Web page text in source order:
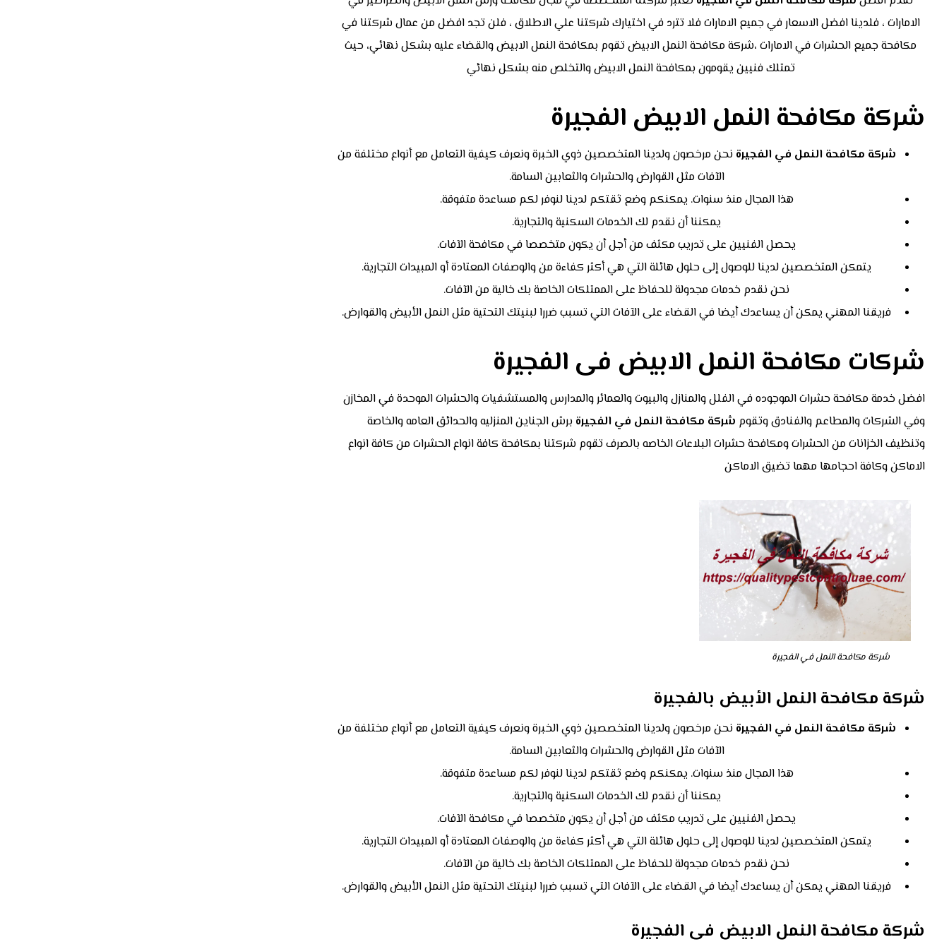
الامارات ، فلدينا افضل الاسعار في جميع الامارات فلا تترد في اختيارك شركتنا علي الاطلاق ، فلن تجد افضل من عمال شركتنا في
مكافحة جميع الحشرات في الامارات ،شركة مكافحة النمل الابيض تقوم بمكافحة النمل الابيض والقضاء عليه بشكل نهائي، حيث
تمتلك فنيين يقومون بمكافحة النمل الابيض والتخلص منه بشكل نهائي
شركة مكافحة النمل الابيض الفجيرة
شركة مكافحة النمل في الفجيرة نحن مرخصون ولدينا المتخصصين ذوي الخبرة ونعرف كيفية التعامل مع أنواع مختلفة من
الآفات مثل القوارض والحشرات والثعابين السامة.
هذا المجال منذ سنوات. يمكنكم وضع ثقتكم لدينا لنوفر لكم مساعدة متفوقة.
يمكننا أن نقدم لك الخدمات السكنية والتجارية.
يحصل الفنيين على تدريب مكثف من أجل أن يكون متخصصا في مكافحة الآفات.
يتمكن المتخصصين لدينا للوصول إلى حلول هائلة التي هي أكثر كفاءة من والوصفات المعتادة أو المبيدات التجارية.
نحن نقدم خدمات مجدولة للحفاظ على الممتلكات الخاصة بك خالية من الآفات.
فريقنا المهني يمكن أن يساعدك أيضا في القضاء على الآفات التي تسبب ضررا لبنيتك التحتية مثل النمل الأبيض والقوارض.
شركات مكافحة النمل الابيض فى الفجيرة
افضل خدمة مكافحة حشرات الموجوده في الفلل والمنازل والبيوت والعمائر والمدارس والمستشفيات والحشرات الموحدة في المخازن
وفي الشركات والمطاعم والفنادق وتقوم شركة مكافحة النمل في الفجيرة برش الجناين المنزليه والحدائق العامه والخاصة
وتنظيف الخزانات من الحشرات ومكافحة حشرات البلاعات الخاصه بالصرف تقوم شركتنا بمكافحة كافة انواع الحشرات من كافة انواع
الاماكن وكافة احجامها مهما تضيق الاماكن
شركة مكافحة النمل في الفجيرة
شركة مكافحة النمل الأبيض بالفجيرة
شركة مكافحة النمل في الفجيرة نحن مرخصون ولدينا المتخصصين ذوي الخبرة ونعرف كيفية التعامل مع أنواع مختلفة من
الآفات مثل القوارض والحشرات والثعابين السامة.
هذا المجال منذ سنوات. يمكنكم وضع ثقتكم لدينا لنوفر لكم مساعدة متفوقة.
يمكننا أن نقدم لك الخدمات السكنية والتجارية.
يحصل الفنيين على تدريب مكثف من أجل أن يكون متخصصا في مكافحة الآفات.
يتمكن المتخصصين لدينا للوصول إلى حلول هائلة التي هي أكثر كفاءة من والوصفات المعتادة أو المبيدات التجارية.
نحن نقدم خدمات مجدولة للحفاظ على الممتلكات الخاصة بك خالية من الآفات.
فريقنا المهني يمكن أن يساعدك أيضا في القضاء على الآفات التي تسبب ضررا لبنيتك التحتية مثل النمل الأبيض والقوارض.
شركة مكافحة النمل الابيض فى الفجيرة